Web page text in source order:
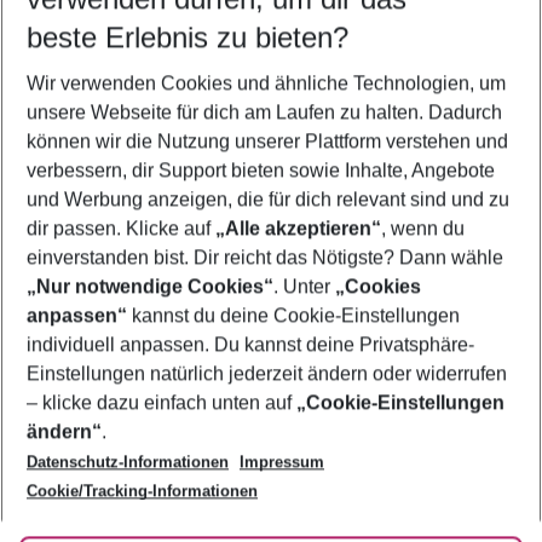
5-8 Nächte
2 Erwachsene Keine Kinder
Mehr Filter anzeigen
Footer
Footer navigation
Über uns
AGB
Bestpreisgarantie
Cookie-Einstellungen ändern
Cookie-Richtlinie
Agenturbetreuung
Barrierefreies Reisen
Folge uns
beste Erlebnis zu bieten?
Wir verwenden Cookies und ähnliche Technologien, um
unsere Webseite für dich am Laufen zu halten. Dadurch
können wir die Nutzung unserer Plattform verstehen und
verbessern, dir Support bieten sowie Inhalte, Angebote
und Werbung anzeigen, die für dich relevant sind und zu
dir passen. Klicke auf „Alle akzeptieren“, wenn du
einverstanden bist. Dir reicht das Nötigste? Dann wähle
„Nur notwendige Cookies“. Unter „Cookies
anpassen“ kannst du deine Cookie-Einstellungen
individuell anpassen. Du kannst deine Privatsphäre-
Einstellungen natürlich jederzeit ändern oder widerrufen
– klicke dazu einfach unten auf „Cookie-Einstellungen
ändern“.
Datenschutz-Informationen
Impressum
Cookie/Tracking-Informationen